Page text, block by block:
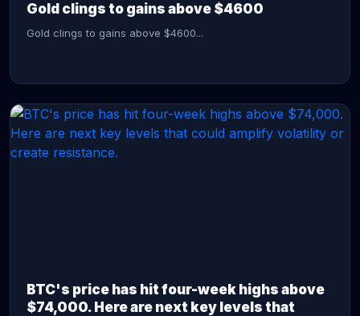
Gold clings to gains above $4600
Gold clings to gains above $4600...
BTC's price has hit four-week highs above
$74,000. Here are next key levels that